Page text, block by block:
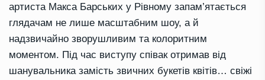
артиста Макса Барських у Рівному запам’ятається
глядачам не лише масштабним шоу, а й
надзвичайно зворушливим та колоритним
моментом. Під час виступу співак отримав від
шанувальника замість звичних букетів квітів… свіжі